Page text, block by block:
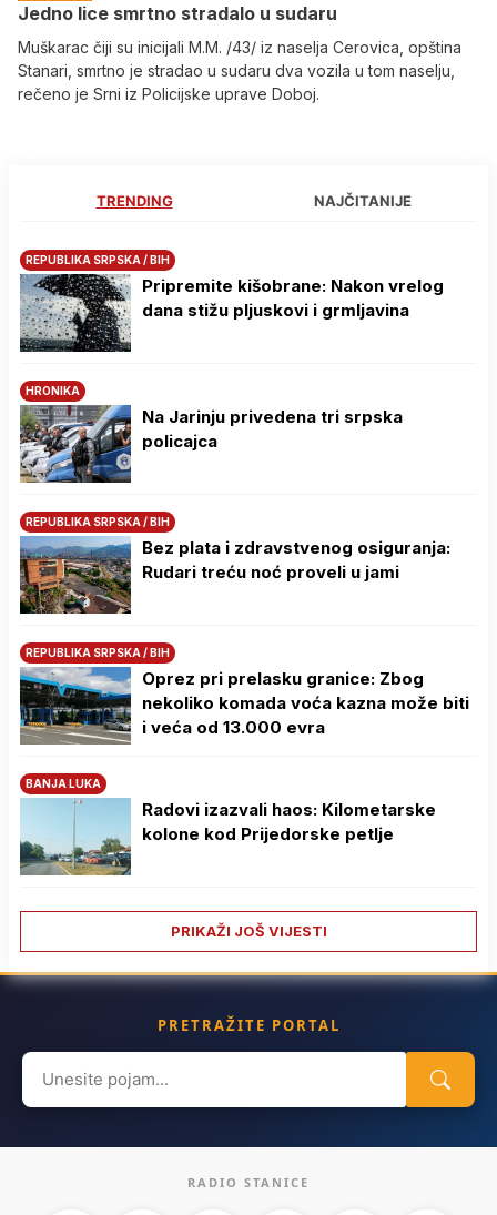
Јedno lice smrtno stradalo u sudaru
Muškarac čiji su inicijali M.M. /43/ iz naselja Cerovica, opština
Stanari, smrtno je stradao u sudaru dva vozila u tom naselju,
rečeno je Srni iz Policijske uprave Doboj.
TRENDING NAJČITANIJE
REPUBLIKA SRPSKA / BIH
Pripremite kišobrane: Nakon vrelog
dana stižu pljuskovi i grmljavina
HRONIKA
Na Јarinju privedena tri srpska
policajca
REPUBLIKA SRPSKA / BIH
Bez plata i zdravstvenog osiguranja:
Rudari treću noć proveli u jami
REPUBLIKA SRPSKA / BIH
Oprez pri prelasku granice: Zbog
nekoliko komada voća kazna može biti
i veća od 13.000 evra
BANJA LUKA
Radovi izazvali haos: Kilometarske
kolone kod Prijedorske petlje
PRIKAŽI JOŠ VIJESTI
PRETRAŽITE PORTAL
Search
for:
RADIO STANICE